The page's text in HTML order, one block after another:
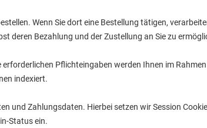
Wenn Sie dort eine Bestellung tätigen,
deren Bezahlung und der Zustellung an Sie zu
Pflichteingaben werden Ihnen im
indexiert.
und Zahlungsdaten. Hierbei setzen wir Session
Status ein.